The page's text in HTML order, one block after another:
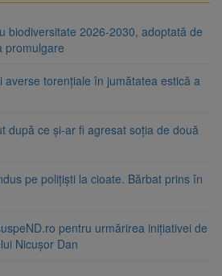
biodiversitate 2026-2030, adoptată de
promulgare
averse torențiale în jumătatea estică a
după ce și-ar fi agresat soția de două
pe polițiști la cioate. Bărbat prins în
pentru urmărirea inițiativei de
Nicușor Dan